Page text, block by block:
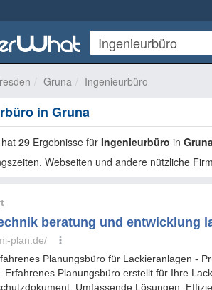
Gruna Ingenieurbüro
in Gruna
29 Ergebnisse für Ingenieurbüro in
Webseiten und andere nützliche